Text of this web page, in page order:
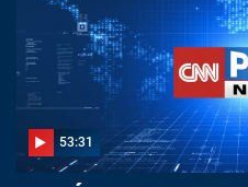
53:31